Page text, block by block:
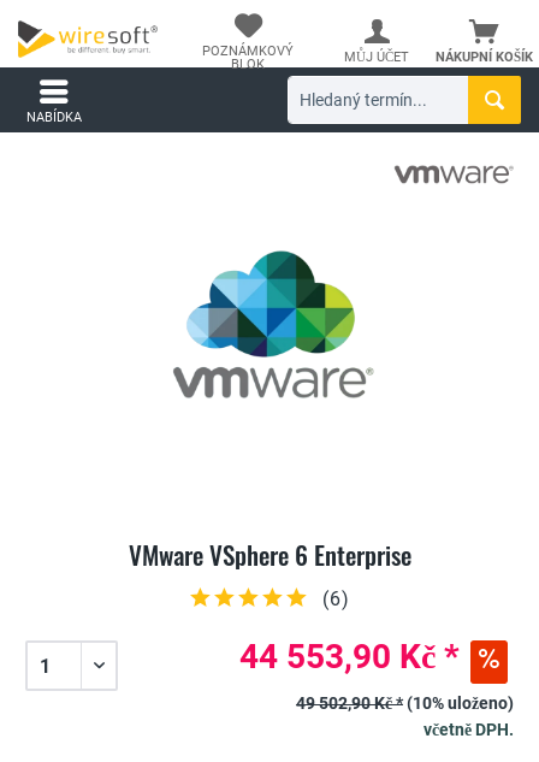
NÁKUPNÍ KOŠÍK
POZNÁMKOVÝ
BLOK
MŮJ ÚČET
NABÍDKA
VMware VSphere 6 Enterprise
(6)
44 553,90 Kč *
49 502,90 Kč *(10% uloženo)
včetně DPH.